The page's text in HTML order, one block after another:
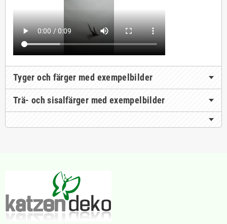
Tyger och färger med exempelbilder
Trä- och sisalfärger med exempelbilder